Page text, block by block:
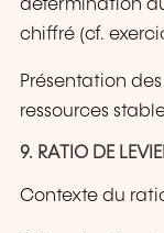
détermination
chiffré (cf.
Présentation
ressources
9. RATIO DE
Contexte du